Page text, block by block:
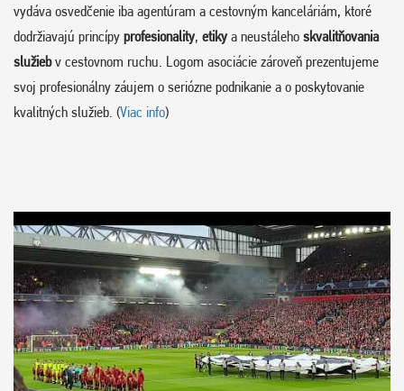
vydáva osvedčenie iba agentúram a cestovným kanceláriám, ktoré
dodržiavajú princípy profesionality, etikya neustáleho skvalitňovania
služiebv cestovnom ruchu. Logom asociácie zároveň prezentujeme
svoj profesionálny záujem o seriózne podnikanie a o poskytovanie
kvalitných služieb. (Viac info)